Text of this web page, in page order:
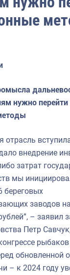
литература
экспедиция
нравственных
и мире
нужно перейти
внедрение
затрат
мы
береговых
заводов
– заявил
Петр
обновленной
– к 2024 году